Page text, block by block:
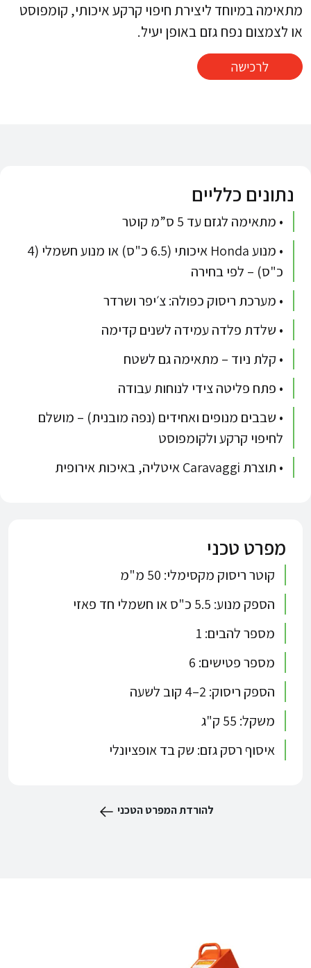
מתאימה במיוחד ליצירת חיפוי קרקע איכותי, קומפוסט
או לצמצום נפח גזם באופן יעיל.
לרכישה
נתונים כלליים
• מתאימה לגזם עד 5 ס”מ קוטר
• מנוע Honda איכותי (6.5 כ"ס) או מנוע חשמלי (4
כ"ס) – לפי בחירה
• מערכת ריסוק כפולה: צ׳יפר ושרדר
• שלדת פלדה עמידה לשנים קדימה
• קלת ניוד – מתאימה גם לשטח
• פתח פליטה צידי לנוחות עבודה
• שבבים מנופים ואחידים (נפה מובנית) – מושלם
לחיפוי קרקע ולקומפוסט
• תוצרת Caravaggi איטליה, באיכות אירופית
מפרט טכני
קוטר ריסוק מקסימלי: 50 מ"מ
הספק מנוע: 5.5 כ"ס או חשמלי חד פאזי
מספר להבים: 1
מספר פטישים: 6
הספק ריסוק: 2–4 קוב לשעה
משקל: 55 ק"ג
איסוף רסק גזם: שק בד אופציונלי
להורדת המפרט הטכני